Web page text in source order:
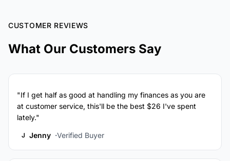
CUSTOMER REVIEWS
What Our Customers Say
"If I get half as good at handling my finances as you are
at customer service, this'll be the best $26 I've spent
lately."
J Jenny Verified Buyer